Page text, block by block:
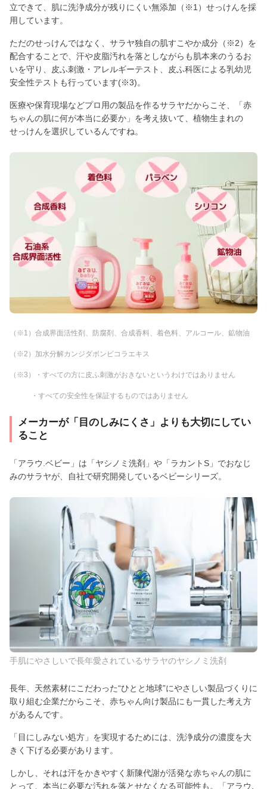
立できて、肌に洗浄成分が残りにくい無添加（※1）せっけんを採
用しています。
ただのせっけんではなく、サラヤ独自の肌すこやか成分（※2）を
配合することで、汗や皮脂汚れを落としながらも肌本来のうるお
いを守り、皮ふ刺激・アレルギーテスト、皮ふ科医による乳幼児
安全性テストも行っています(※3)。
医療や保育現場などプロ用の製品を作るサラヤだからこそ、「赤
ちゃんの肌に何が本当に必要か」を考え抜いて、植物生まれの
せっけんを選択しているんですね。
（※1）合成界面活性剤、防腐剤、合成香料、着色料、アルコール、鉱物油
（※2）加水分解カンジダボンビコラエキス
（※3）・すべての方に皮ふ刺激がおきないというわけではありません
・すべての安全性を保証するものではありません
メーカーが「目のしみにくさ」よりも大切にしてい
ること
「アラウ.ベビー」は「ヤシノミ洗剤」や「ラカントS」でおなじ
みのサラヤが、自社で研究開発しているベビーシリーズ。
手肌にやさしいで長年愛されているサラヤのヤシノミ洗剤
長年、天然素材にこだわった“ひとと地球”にやさしい製品づくりに
取り組む企業だからこそ、赤ちゃん向け製品にも一貫した考え方
があるんです。
「目にしみない処方」を実現するためには、洗浄成分の濃度を大
きく下げる必要があります。
しかし、それは汗をかきやすく新陳代謝が活発な赤ちゃんの肌に
とって、本当に必要な汚れを落とせなくなる可能性も。「アラウ.